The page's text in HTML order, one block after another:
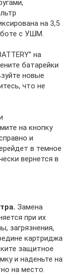
на 3,5
с УШМ.
на
батарейки
новые
что не
на кнопку
и
в темное
вернется в
Замена
при их
загрязнения,
картриджа
защитное
и наденьте на
на место.